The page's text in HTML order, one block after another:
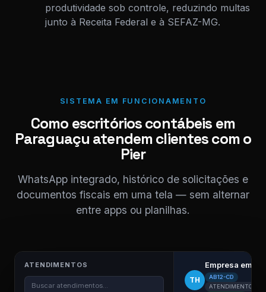
produtividade sob controle, reduzindo multas
junto à Receita Federal e à SEFAZ-MG.
SISTEMA EM FUNCIONAMENTO
Como escritórios contábeis em
Paraguaçu atendem clientes com o
Pier
WhatsApp integrado, histórico de solicitações e
documentos fiscais em uma tela — sem alternar
entre apps ou planilhas.
ATENDIMENTOS
Buscar atendimentos...
TH
Empresa em
AB12-CD
ATENDIMENTO